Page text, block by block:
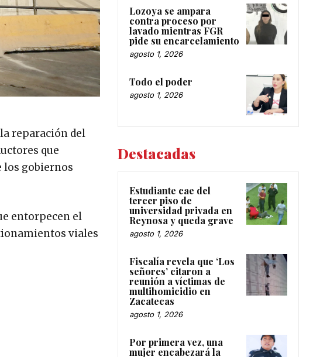
reparación del
que
los gobiernos
entorpecen el
viales
Lozoya se ampara
contra proceso por
lavado mientras FGR
pide su encarcelamiento
agosto 1, 2026
Todo el poder
agosto 1, 2026
Destacadas
Estudiante cae del
tercer piso de
universidad privada en
Reynosa y queda grave
agosto 1, 2026
Fiscalía revela que ‘Los
señores’ citaron a
reunión a víctimas de
multihomicidio en
Zacatecas
agosto 1, 2026
Por primera vez, una
mujer encabezará la